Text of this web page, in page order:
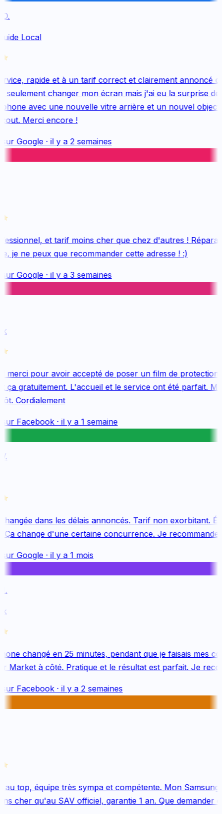
Local
rapide et à un tarif correct et clairement annoncé
changer mon écran mais j'ai eu la surprise de
avec une nouvelle vitre arrière et un nouvel
Merci encore !
Google· il y a 2 semaines
et tarif moins cher que chez d'autres !
je ne peux que recommander cette adresse ! :)
Google· il y a 3 semaines
pour avoir accepté de poser un film de protection
gratuitement. L'accueil et le service ont été parfait.
Cordialement
Facebook· il y a 1 semaine
dans les délais annoncés. Tarif non exorbitant.
change d'une certaine concurrence. Je recommande
Google· il y a 1 mois
changé en 25 minutes, pendant que je faisais mes
Market à côté. Pratique et le résultat est parfait. Je
Facebook· il y a 2 semaines
top, équipe très sympa et compétente. Mon Samsung
cher qu'au SAV officiel, garantie 1 an. Que demander